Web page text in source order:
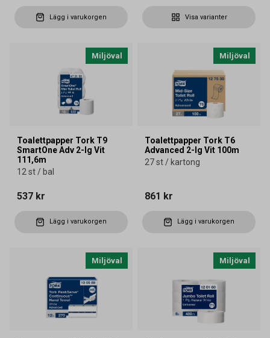
Lägg i varukorgen Visa varianter
Miljöval
Toalettpapper Tork T9
SmartOne Adv 2-lg Vit
111,6m
12 st / bal
537 kr
Lägg i varukorgen
Miljöval
Toalettpapper Tork T6
Advanced 2-lg Vit 100m
27 st / kartong
861 kr
Lägg i varukorgen
Miljöval Miljöval